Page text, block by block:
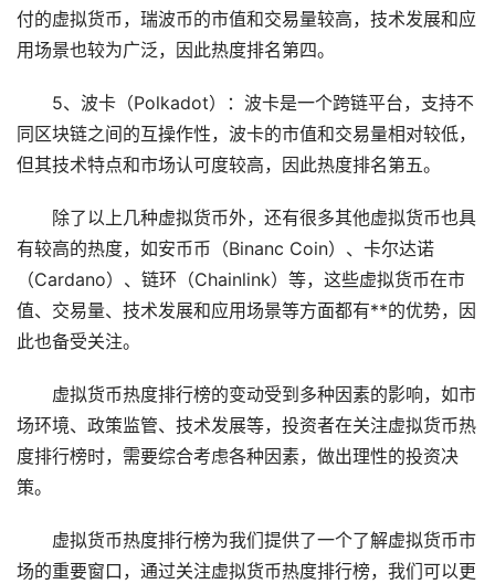
付的虚拟货币，瑞波币的市值和交易量较高，技术发展和应
用场景也较为广泛，因此热度排名第四。
5、波卡（Polkadot）：波卡是一个跨链平台，支持不
同区块链之间的互操作性，波卡的市值和交易量相对较低，
但其技术特点和市场认可度较高，因此热度排名第五。
除了以上几种虚拟货币外，还有很多其他虚拟货币也具
有较高的热度，如安币币（Binanc Coin）、卡尔达诺
（Cardano）、链环（Chainlink）等，这些虚拟货币在市
值、交易量、技术发展和应用场景等方面都有**的优势，因
此也备受关注。
虚拟货币热度排行榜的变动受到多种因素的影响，如市
场环境、政策监管、技术发展等，投资者在关注虚拟货币热
度排行榜时，需要综合考虑各种因素，做出理性的投资决
策。
虚拟货币热度排行榜为我们提供了一个了解虚拟货币市
场的重要窗口，通过关注虚拟货币热度排行榜，我们可以更